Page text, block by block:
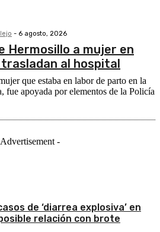
- 6 agosto, 2026
Hermosillo a mujer en
al hospital
que estaba en labor de parto en la
fue apoyada por elementos de la Policía
-
de ‘diarrea explosiva’ en
relación con brote